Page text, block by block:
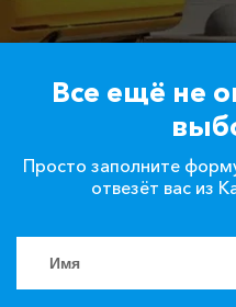
Все ещё не
Просто заполните
отвезёт вас из